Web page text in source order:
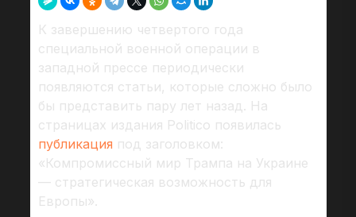
К завершению четвертого года
специальной военной операции в
западной прессе периодически
появляются статьи, которые сложно было
бы представить пару лет назад. На
страницах издания Politico появилась
публикация под заголовком:
«Компромиссный мир Трампа на Украине
— стратегическая возможность для
Европы».